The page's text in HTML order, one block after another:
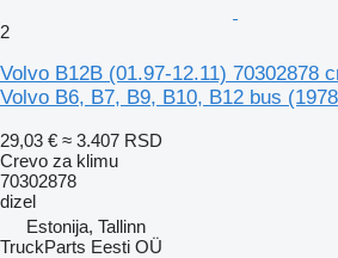
2
Volvo B12B (01.97-12.11) 70302878
Volvo B6, B7, B9, B10, B12 bus
29,03 € ≈ 3.407 RSD
Crevo za klimu
70302878
dizel
Estonija, Tallinn
TruckParts Eesti OÜ